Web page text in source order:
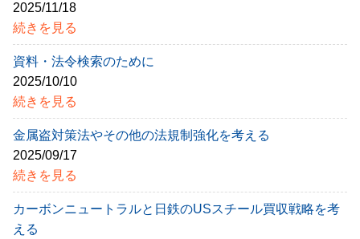
2025/11/18
続きを見る
資料・法令検索のために
2025/10/10
続きを見る
金属盗対策法やその他の法規制強化を考える
2025/09/17
続きを見る
カーボンニュートラルと日鉄のUSスチール買収戦略を考
える